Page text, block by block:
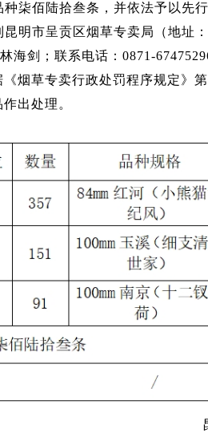
柒佰陆拾叁条，并依法予以先行
明市呈贡区烟草专卖局（地址
海剑；联系电话：0871-
烟草专卖行政处罚程序规定》
出处理。